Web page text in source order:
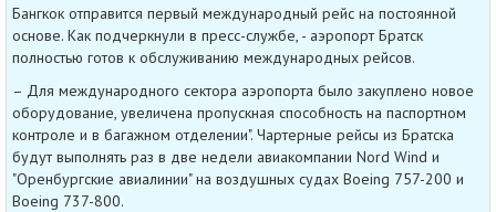
Бангкок отправится первый международный рейс на постоянной
основе. Как подчеркнули в пресс-службе, - аэропорт Братск
полностью готов к обслуживанию международных рейсов.
– Для международного сектора аэропорта было закуплено новое
оборудование, увеличена пропускная способность на паспортном
контроле и в багажном отделении". Чартерные рейсы из Братска
будут выполнять раз в две недели авиакомпании Nord Wind и
"Оренбургские авиалинии" на воздушных судах Boeing 757-200 и
Boeing 737-800.